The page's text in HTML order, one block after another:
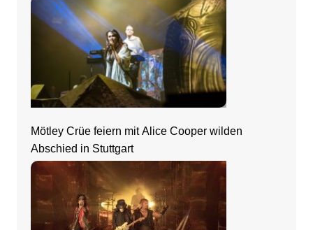
Mötley Crüe feiern mit Alice Cooper wilden
Abschied in Stuttgart